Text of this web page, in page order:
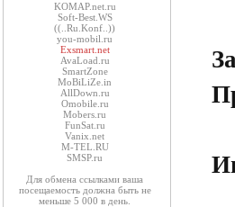
KOMAP.net.ru
Soft-Best.WS
((..Ru.Konf..))
you-mobil.ru
Exsmart.net
AvaLoad.ru
SmartZone
MoBiLiZe.in
AllDown.ru
Оmobile.ru
Mobers.ru
FunSat.ru
Vanix.net
M-TEL.RU
SMSP.ru
Для обмена ссылками ваша
посещаемость должна быть не
меньше 5 000 в день.